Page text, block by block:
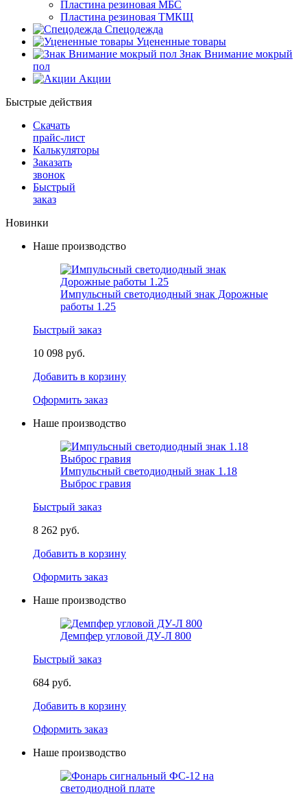
Пластина резиновая МБС
Пластина резиновая ТМКЩ
Спецодежда
Уцененные товары
Знак Внимание мокрый
пол
Акции
Быстрые действия
Скачать
прайс-лист
Калькуляторы
Заказать
звонок
Быстрый
заказ
Новинки
Наше производство
Импульсный светодиодный знак Дорожные
работы 1.25
Быстрый заказ
10 098 руб.
Добавить в корзину
Оформить заказ
Наше производство
Импульсный светодиодный знак 1.18
Выброс гравия
Быстрый заказ
8 262 руб.
Добавить в корзину
Оформить заказ
Наше производство
Демпфер угловой ДУ-Л 800
Быстрый заказ
684 руб.
Добавить в корзину
Оформить заказ
Наше производство